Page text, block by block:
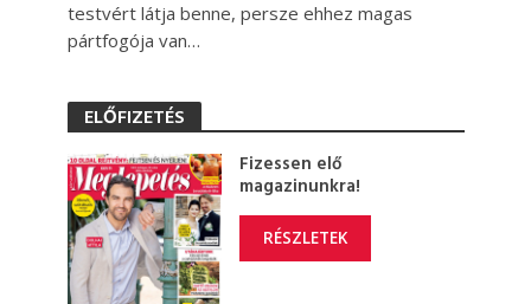
testvért látja benne, persze ehhez magas
pártfogója van…
ELŐFIZETÉS
Fizessen elő
magazinunkra!
RÉSZLETEK